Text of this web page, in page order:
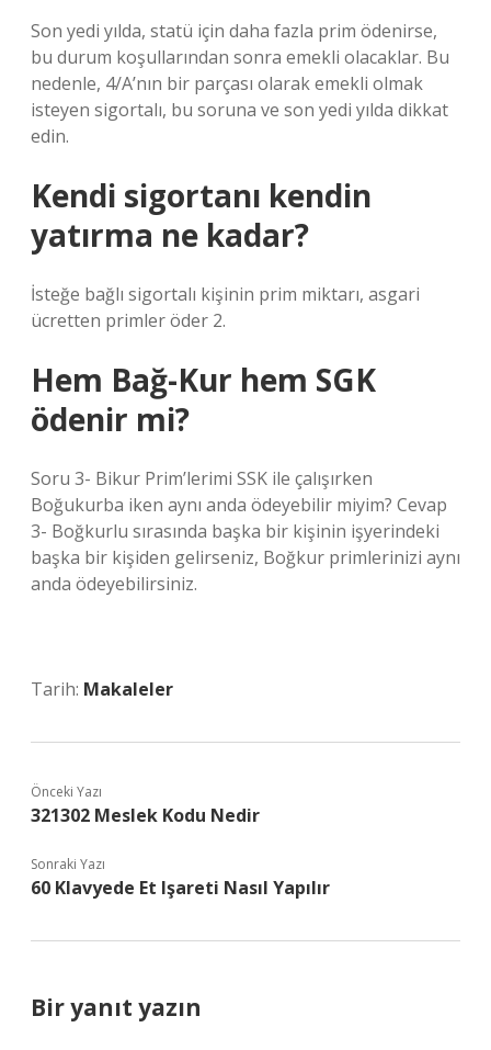
Son yedi yılda, statü için daha fazla prim ödenirse,
bu durum koşullarından sonra emekli olacaklar. Bu
nedenle, 4/A’nın bir parçası olarak emekli olmak
isteyen sigortalı, bu soruna ve son yedi yılda dikkat
edin.
Kendi sigortanı kendin
yatırma ne kadar?
İsteğe bağlı sigortalı kişinin prim miktarı, asgari
ücretten primler öder 2.
Hem Bağ-Kur hem SGK
ödenir mi?
Soru 3- Bikur Prim’lerimi SSK ile çalışırken
Boğukurba iken aynı anda ödeyebilir miyim? Cevap
3- Boğkurlu sırasında başka bir kişinin işyerindeki
başka bir kişiden gelirseniz, Boğkur primlerinizi aynı
anda ödeyebilirsiniz.
Tarih: Makaleler
Önceki Yazı
321302 Meslek Kodu Nedir
Sonraki Yazı
60 Klavyede Et Işareti Nasıl Yapılır
Bir yanıt yazın